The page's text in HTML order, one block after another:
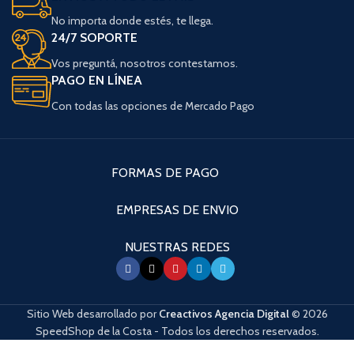
No importa donde estés, te llega.
24/7 SOPORTE
Vos preguntá, nosotros contestamos.
PAGO EN LÍNEA
Con todas las opciones de Mercado Pago
FORMAS DE PAGO
EMPRESAS DE ENVIO
NUESTRAS REDES
Sitio Web desarrollado porCreactivos Agencia Digital© 2026
SpeedShop de la Costa - Todos los derechos reservados.